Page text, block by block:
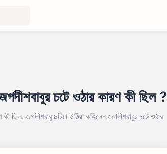
চটে ওঠার কারণ কী ছিল ?
ছিল, জগদীশবাবু চটিয়া উঠিয়া কহিলেন,জগদীশবাবুর চটে ওঠার